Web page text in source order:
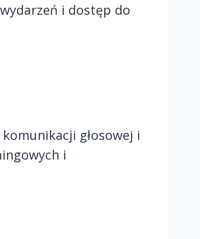
i dostęp do
głosowej i
i